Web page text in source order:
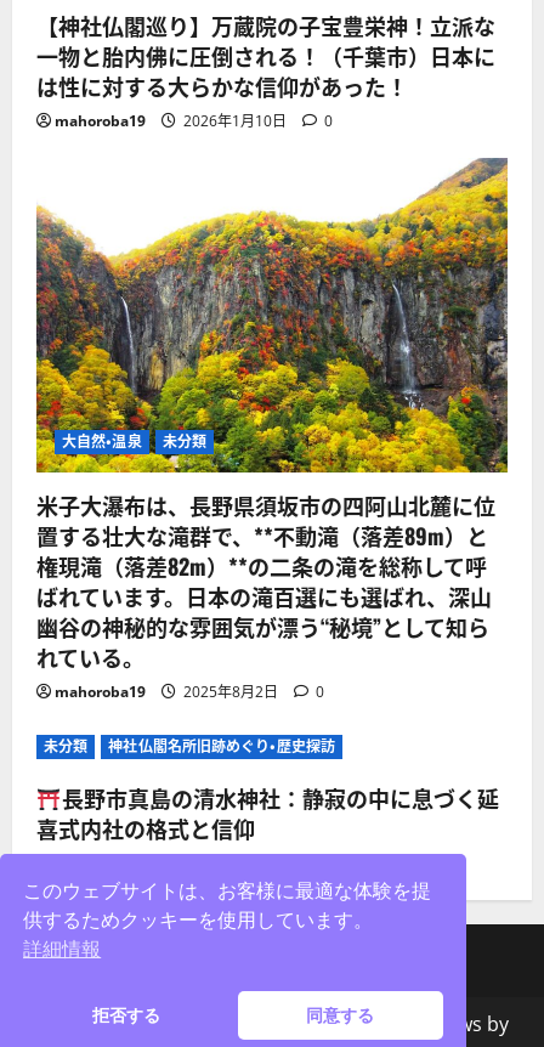
【神社仏閣巡り】万蔵院の子宝豊栄神！立派な
一物と胎内佛に圧倒される！（千葉市）日本に
は性に対する大らかな信仰があった！
mahoroba19 2026年1月10日 0
大自然・温泉 未分類
米子大瀑布は、長野県須坂市の四阿山北麓に位
置する壮大な滝群で、**不動滝（落差89m）と
権現滝（落差82m）**の二条の滝を総称して呼
ばれています。日本の滝百選にも選ばれ、深山
幽谷の神秘的な雰囲気が漂う“秘境”として知ら
れている。
mahoroba19 2025年8月2日 0
未分類 神社仏閣名所旧跡めぐり・歴史探訪
長野市真島の清水神社：静寂の中に息づく延
喜式内社の格式と信仰
著作権&コピー;無断転載を禁じます。| MoreNews by
このウェブサイトは、お客様に最適な体験を提
供するためクッキーを使用しています。
詳細情報
拒否する 同意する